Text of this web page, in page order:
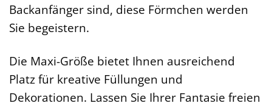
Backanfänger sind, diese Förmchen werden
Sie begeistern.
Die Maxi-Größe bietet Ihnen ausreichend
Platz für kreative Füllungen und
Dekorationen. Lassen Sie Ihrer Fantasie freien